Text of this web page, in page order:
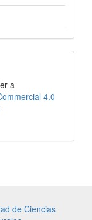
a
4.0
de Ciencias